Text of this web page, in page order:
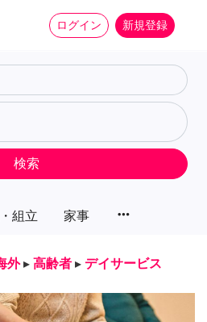
ログイン 新規登録
組立 家事 more_horiz
検索
外 ▸ 高齢者 ▸ デイサービス